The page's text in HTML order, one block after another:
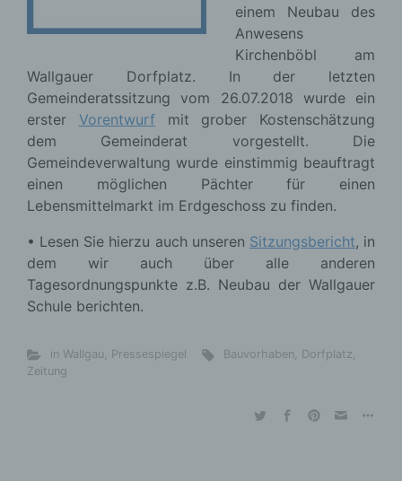
einem Neubau des
Anwesens
Kirchenböbl am
Wallgauer Dorfplatz. In der letzten
Gemeinderatssitzung vom 26.07.2018 wurde ein
erster Vorentwurfmit grober Kostenschätzung
dem Gemeinderat vorgestellt. Die
Gemeindeverwaltung wurde einstimmig beauftragt
einen möglichen Pächter für einen
Lebensmittelmarkt im Erdgeschoss zu finden.
• Lesen Sie hierzu auch unseren Sitzungsbericht, in
dem wir auch über alle anderen
Tagesordnungspunkte z.B. Neubau der Wallgauer
Schule berichten.
in Wallgau, Pressespiegel Bauvorhaben, Dorfplatz,
Zeitung